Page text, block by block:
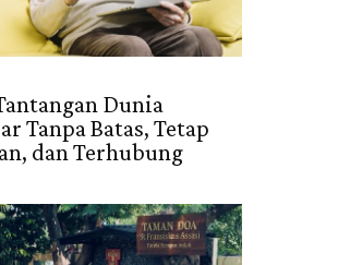
Dunia
Tanpa Batas, Tetap
dan Terhubung